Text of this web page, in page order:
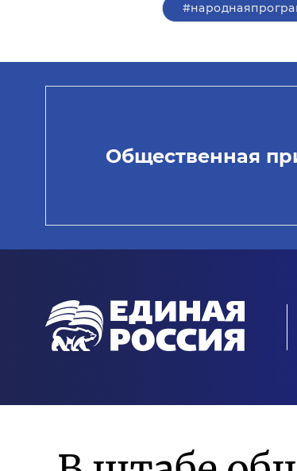
Общественная